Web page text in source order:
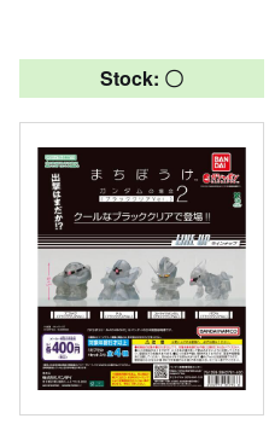
Stock: 〇